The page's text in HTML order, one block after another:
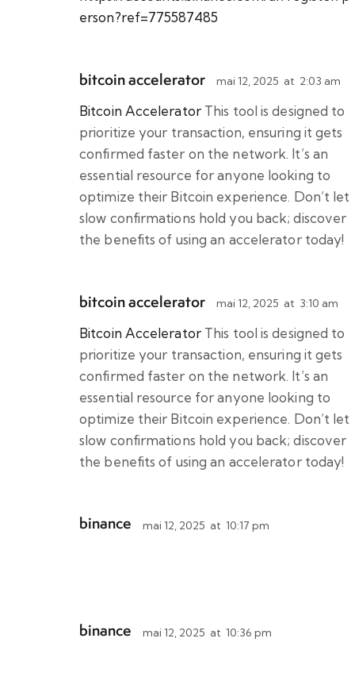
erson?ref=775587485
bitcoin accelerator mai 12, 2025 at 2:03 am
Bitcoin AcceleratorThis tool is designed to
prioritize your transaction, ensuring it gets
confirmed faster on the network. It’s an
essential resource for anyone looking to
optimize their Bitcoin experience. Don’t let
slow confirmations hold you back; discover
the benefits of using an accelerator today!
bitcoin accelerator mai 12, 2025 at 3:10 am
Bitcoin AcceleratorThis tool is designed to
prioritize your transaction, ensuring it gets
confirmed faster on the network. It’s an
essential resource for anyone looking to
optimize their Bitcoin experience. Don’t let
slow confirmations hold you back; discover
the benefits of using an accelerator today!
binance mai 12, 2025 at 10:17 pm
binance mai 12, 2025 at 10:36 pm